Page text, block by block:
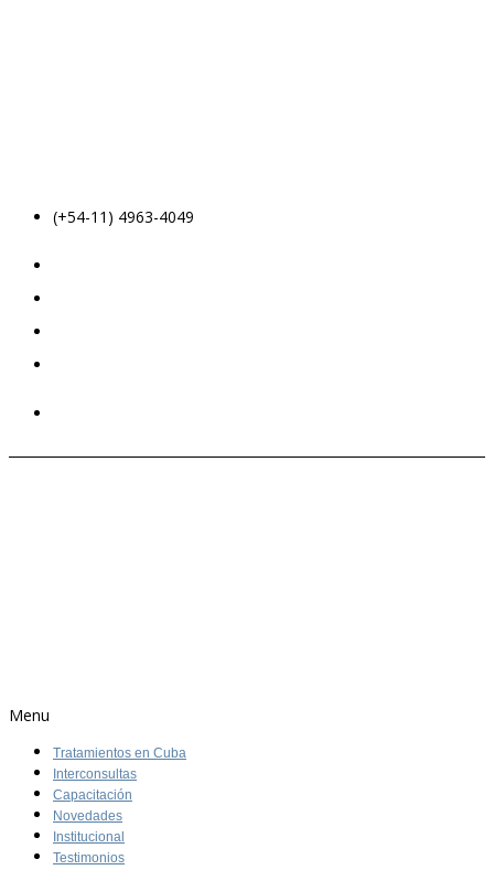
(+54-11) 4963-4049
Menu
Tratamientos en Cuba
Interconsultas
Capacitación
Novedades
Institucional
Testimonios